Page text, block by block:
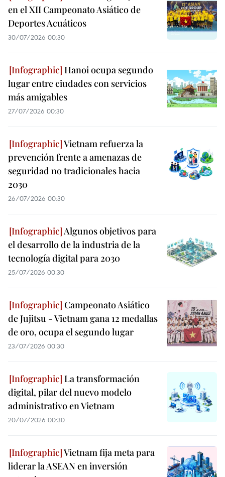
en el XII Campeonato Asiático de
Deportes Acuáticos
30/07/2026 00:30
Hanoi ocupa segundo
lugar entre ciudades con servicios
más amigables
27/07/2026 00:30
Vietnam refuerza la
prevención frente a amenazas de
seguridad no tradicionales hacia
2030
26/07/2026 00:30
Algunos objetivos para
el desarrollo de la industria de la
tecnología digital para 2030
25/07/2026 00:30
Campeonato Asiático
de Jujitsu - Vietnam gana 12 medallas
de oro, ocupa el segundo lugar
23/07/2026 00:30
La transformación
digital, pilar del nuevo modelo
administrativo en Vietnam
20/07/2026 00:30
Vietnam fija meta para
liderar la ASEAN en inversión